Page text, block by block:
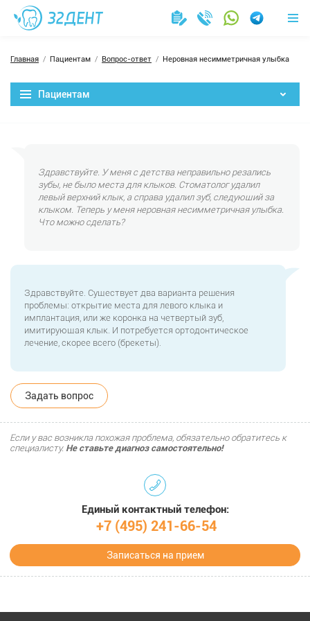
Главная Пациентам Вопрос-ответ Неровная несимметричная улыбка
Пациентам
Здравствуйте. У меня с детства неправильно резались
зубы, не было места для клыков. Стоматолог удалил
левый верхний клык, а справа удалил зуб, следующий за
клыком. Теперь у меня неровная несимметричная улыбка.
Что можно сделать?
Здравствуйте. Существует два варианта решения
проблемы: открытие места для левого клыка и
имплантация, или же коронка на четвертый зуб,
имитирующая клык. И потребуется ортодонтическое
лечение, скорее всего (брекеты).
Задать вопрос
Если у вас возникла похожая проблема, обязательно обратитесь к
специалисту. Не ставьте диагноз самостоятельно!
Единый контактный телефон:
+7 (495) 241-66-54
Записаться на прием